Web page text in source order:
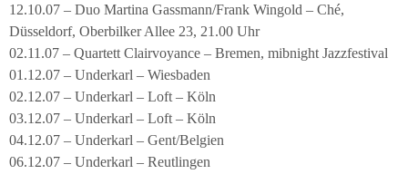
12.10.07 – Duo Martina Gassmann/Frank Wingold – Ché,
Düsseldorf, Oberbilker Allee 23, 21.00 Uhr
02.11.07 – Quartett Clairvoyance – Bremen, mibnight Jazzfestival
01.12.07 – Underkarl – Wiesbaden
02.12.07 – Underkarl – Loft – Köln
03.12.07 – Underkarl – Loft – Köln
04.12.07 – Underkarl – Gent/Belgien
06.12.07 – Underkarl – Reutlingen